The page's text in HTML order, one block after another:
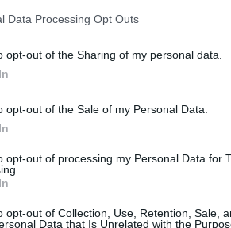
Data Processing Opt Outs
opt-out of the Sharing of my personal data.
opt-out of the Sale of my Personal Data.
opt-out of processing my Personal Data for
opt-out of Collection, Use, Retention, Sale,
Data that Is Unrelated with the